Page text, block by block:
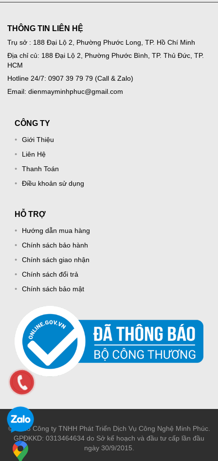
THÔNG TIN LIÊN HỆ
Trụ sở : 188 Đại Lộ 2, Phường Phước Long, TP. Hồ Chí Minh
Địa chỉ củ: 188 Đại Lộ 2, Phường Phước Bình, TP. Thủ Đức, TP.
HCM
Hotline 24/7: 0907 39 79 79 (Call & Zalo)
Email: dienmayminhphuc@gmail.com
CÔNG TY
Giới Thiệu
Liên Hệ
Thanh Toán
Điều khoản sử dụng
HỖ TRỢ
Hướng dẫn mua hàng
Chính sách bảo hành
Chính sách giao nhận
Chính sách đổi trả
Chính sách bảo mật
© 2015 Công ty TNHH Phát Triển Dịch Vụ Công Nghệ Minh Phúc.
GPĐKKD: 0313464634 do Sở kế hoạch và đầu tư cấp lần đầu
ngày 30/9/2015.